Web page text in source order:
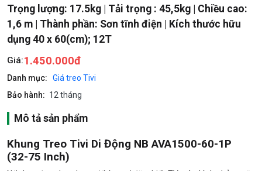
Trọng lượng: 17.5kg | Tải trọng : 45,5kg | Chiều cao:
1,6 m | Thành phần: Sơn tĩnh điện | Kích thước hữu
dụng 40 x 60(cm); 12T
Giá:1.450.000đ
Danh mục:
Giá treo Tivi
Bảo hành: 12 tháng
Mô tả sản phẩm
Khung Treo Tivi Di Động NB AVA1500-60-1P
(32-75 Inch)